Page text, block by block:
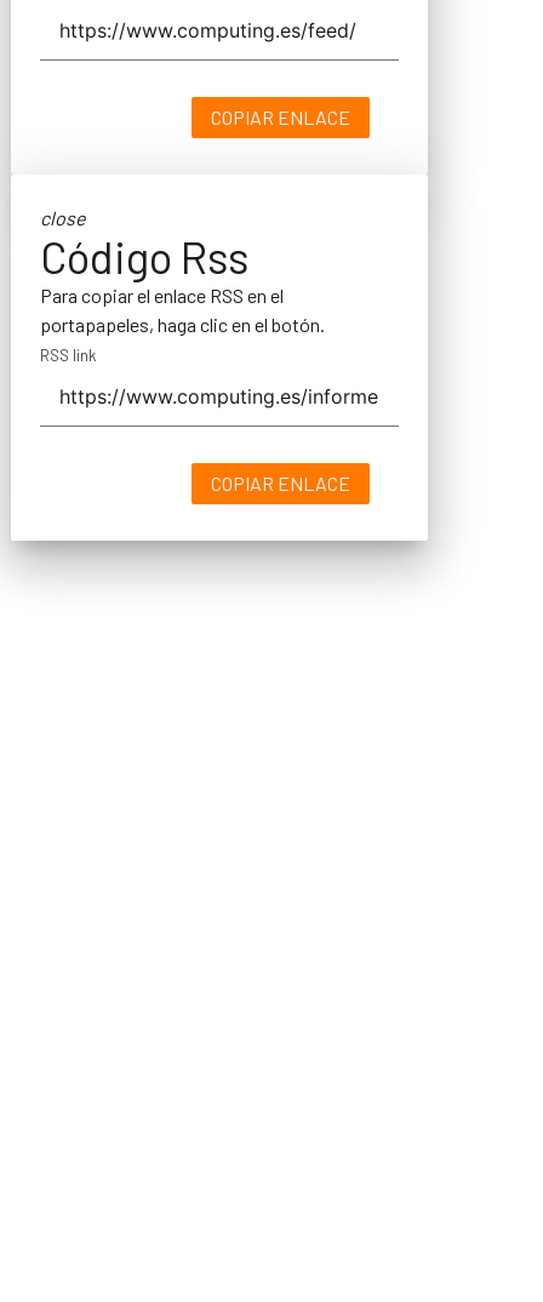
COPIAR ENLACE
close
Código Rss
Para copiar el enlace RSS en el
portapapeles, haga clic en el botón.
RSS link
COPIAR ENLACE